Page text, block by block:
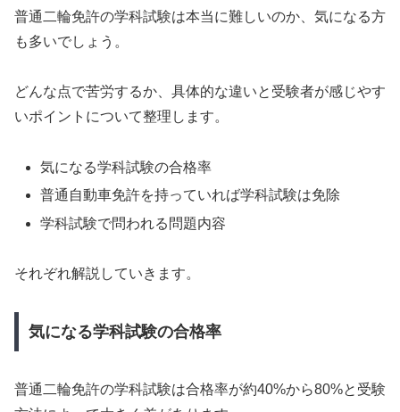
普通二輪免許の学科試験は本当に難しいのか、気になる方
も多いでしょう。
どんな点で苦労するか、具体的な違いと受験者が感じやす
いポイントについて整理します。
気になる学科試験の合格率
普通自動車免許を持っていれば学科試験は免除
学科試験で問われる問題内容
それぞれ解説していきます。
気になる学科試験の合格率
普通二輪免許の学科試験は合格率が約40%から80%と受験